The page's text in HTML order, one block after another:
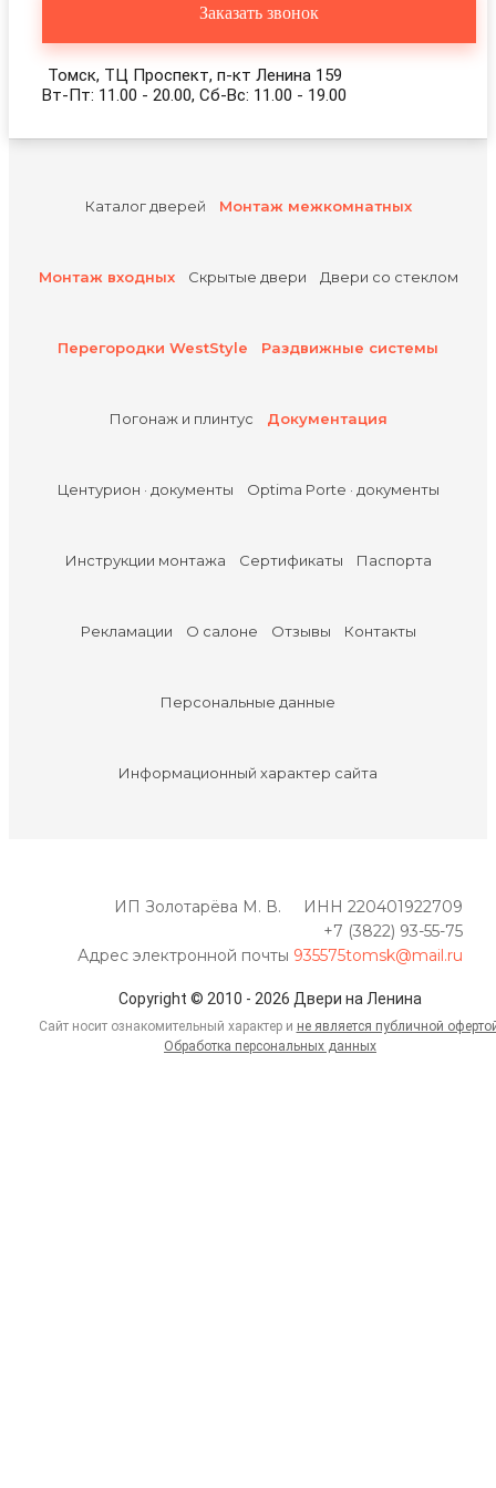
Заказать звонок
Томск, ТЦ Проспект, п-кт Ленина 159
Вт-Пт: 11.00 - 20.00, Сб-Вс: 11.00 - 19.00
Каталог дверей Монтаж межкомнатных
Монтаж входных Скрытые двери Двери со стеклом
Перегородки WestStyle Раздвижные системы
Погонаж и плинтус Документация
Центурион · документы Optima Porte · документы
Инструкции монтажа Сертификаты Паспорта
Рекламации О салоне Отзывы Контакты
Персональные данные
Информационный характер сайта
Copyright © 2010 - 2026 Двери на Ленина
Сайт носит ознакомительный характер и не является публичной
Обработка персональных данных
ИП Золотарёва М. В. ИНН 220401922709
+7 (3822) 93-55-75
Адрес электронной почты 935575tomsk@mail.ru